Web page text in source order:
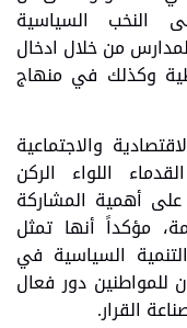
النخب السياسية
من خلال ادخال
وكذلك في منهاج
والاجتماعية
اللواء الركن
على أهمية المشاركة
مؤكداً أنها تمثل
السياسية في
دور فعال
القرار.